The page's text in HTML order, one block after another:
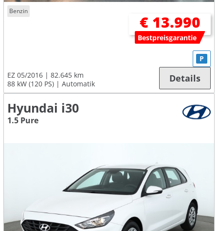
Benzin
€ 13.990
Bestpreisgarantie
EZ 05/2016
82.645 km
88 kW (120 PS)
Automatik
P
Details
Hyundai i30
1.5 Pure